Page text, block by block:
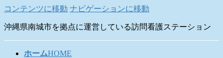
コンテンツに移動 ナビゲーションに移動
沖縄県南城市を拠点に運営している訪問看護ステーション
ホームHOME